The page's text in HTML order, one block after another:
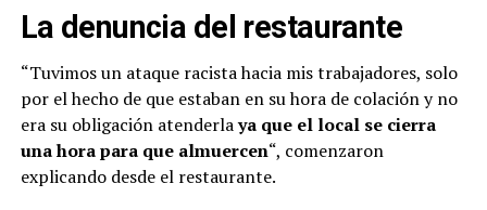
La denuncia del restaurante
“Tuvimos un ataque racista hacia mis trabajadores, solo
por el hecho de que estaban en su hora de colación y no
era su obligación atenderlaya que el local se cierra
una hora para que almuercen“, comenzaron
explicando desde el restaurante.